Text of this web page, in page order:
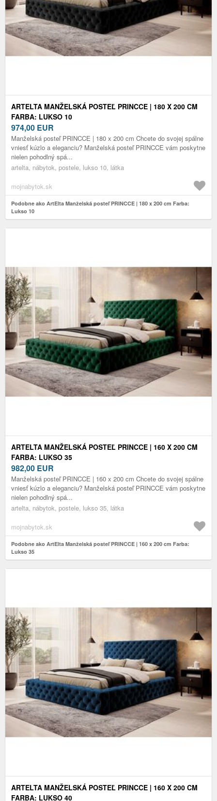
ARTELTA MANŽELSKÁ POSTEĽ PRINCCE | 180 X 200 CM
FARBA: LUKSO 10
974,00 EUR
Manželská posteľ PRINCCE | 180 x 200 cm Chcete do svojej spálne
vniesť kúzlo a eleganciu? Manželská posteľ PRINCCE vám poskytne
nielen pohodlný spá...
artelta, nábytok, postele, lukso 10, látka
mojnabytok.sk
Podobne ako ArtElta Manželská posteľ PRINCCE | 180 x 200 cm Farba:
Lukso 10
ARTELTA MANŽELSKÁ POSTEĽ PRINCCE | 160 X 200 CM
FARBA: LUKSO 35
982,00 EUR
Manželská posteľ PRINCCE | 160 x 200 cm Chcete do svojej spálne
vniesť kúzlo a eleganciu? Manželská posteľ PRINCCE vám poskytne
nielen pohodlný spá...
artelta, nábytok, postele, lukso 35, látka
mojnabytok.sk
Podobne ako ArtElta Manželská posteľ PRINCCE | 160 x 200 cm Farba:
Lukso 35
ARTELTA MANŽELSKÁ POSTEĽ PRINCCE | 160 X 200 CM
FARBA: LUKSO 40